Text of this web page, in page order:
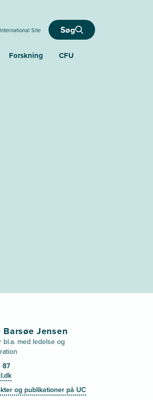
International Site Søg
Forskning CFU
Barsøe Jensen
bl.a. med ledelse og
87
og publikationer på UC